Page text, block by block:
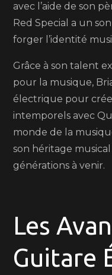
avec l’aide de son
Red Special a un
forger l’identité
Grâce à son talent
pour la musique,
électrique pour
intemporels avec
monde de la
son héritage
générations à venir.
Les
Guitare